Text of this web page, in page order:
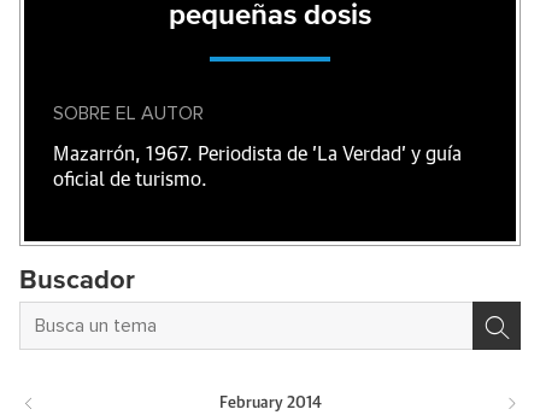
pequeñas dosis
SOBRE EL AUTOR
Mazarrón, 1967. Periodista de 'La Verdad' y guía
oficial de turismo.
Buscador
February 2014